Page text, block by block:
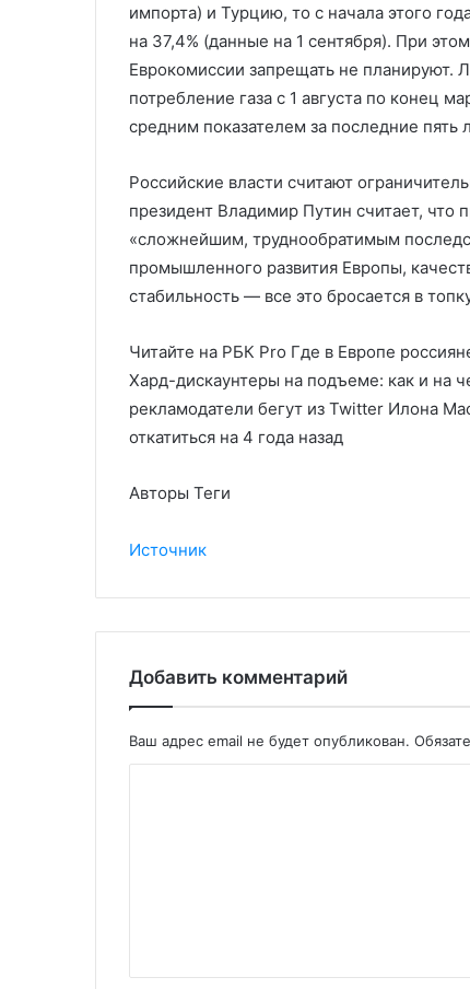
импорта) и Турцию, то с начала этого
на 37,4% (данные на 1 сентября). При
Еврокомиссии запрещать не планируют.
потребление газа с 1 августа по конец
средним показателем за последние пять
Российские власти считают
президент Владимир Путин считает, что
«сложнейшим, труднообратимым
промышленного развития Европы,
стабильность — все это бросается в
Читайте на РБК Pro Где в Европе
Хард-дискаунтеры на подъеме: как и на
рекламодатели бегут из Twitter Илона
откатиться на 4 года назад
Авторы Теги
Источник
Добавить комментарий
Ваш адрес email не будет опубликован.